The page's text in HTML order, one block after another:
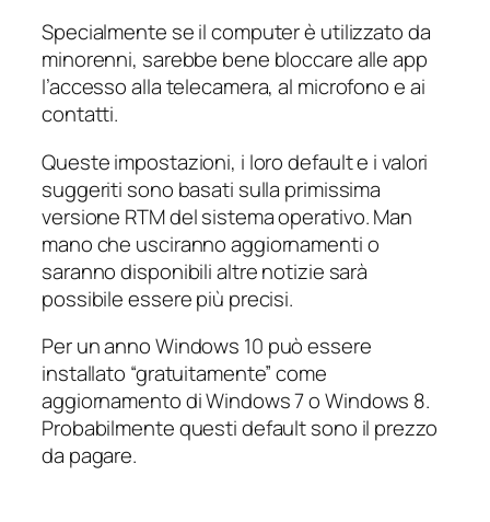
Specialmente se il computer è utilizzato da
minorenni, sarebbe bene bloccare alle app
l’accesso alla telecamera, al microfono e ai
contatti.
Queste impostazioni, i loro default e i valori
suggeriti sono basati sulla primissima
versione RTM del sistema operativo. Man
mano che usciranno aggiornamenti o
saranno disponibili altre notizie sarà
possibile essere più precisi.
Per un anno Windows 10 può essere
installato “gratuitamente” come
aggiornamento di Windows 7 o Windows 8.
Probabilmente questi default sono il prezzo
da pagare.